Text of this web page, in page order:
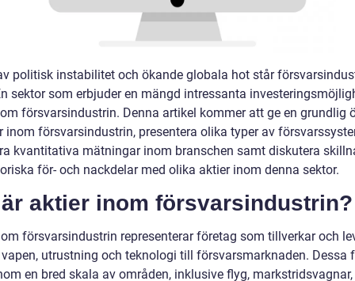
politisk instabilitet och ökande globala hot står
sektor som erbjuder en mängd intressanta
försvarsindustrin. Denna artikel kommer att ge en grundlig
inom försvarsindustrin, presentera olika typer av
kvantitativa mätningar inom branschen samt diskutera
för- och nackdelar med olika aktier inom denna sektor.
är aktier inom försvarsindustrin?
försvarsindustrin representerar företag som tillverkar och
utrustning och teknologi till försvarsmarknaden. Dessa
en bred skala av områden, inklusive flyg, markstridsvagnar,